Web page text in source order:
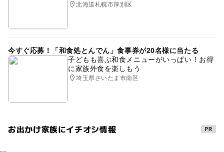
北海道札幌市厚別区
今すぐ応募！「和食処とんでん」食事券が20名様に当たる
子どもも喜ぶ和食メニューがいっぱい！お得
に家族外食を楽しもう
埼玉県さいたま市南区
お出かけ家族にイチオシ情報